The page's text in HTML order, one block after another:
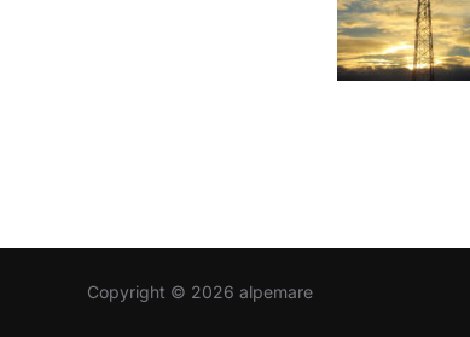
Copyright © 2026 alpemare